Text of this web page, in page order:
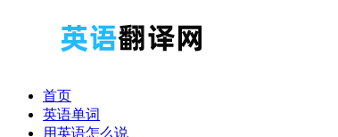
首页
英语单词
用英语怎么说